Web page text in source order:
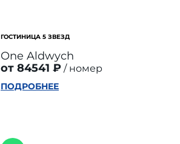
ГОСТИНИЦА 5 ЗВЕЗД
One Aldwych
от 84541 ₽
номер
ПОДРОБНЕЕ